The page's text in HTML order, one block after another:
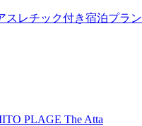
スレチック付き宿泊プラン
PLAGE The Atta